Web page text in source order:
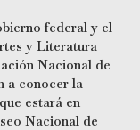
federal y el
y Literatura
Nacional de
a conocer la
estará en
Nacional de